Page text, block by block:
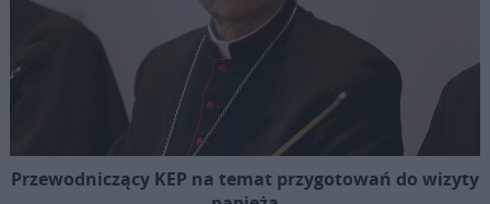
Przewodniczący KEP na temat przygotowań do wizyty